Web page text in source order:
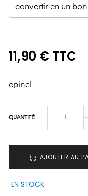
convertir en un
11,90 € TTC
opinel
QUANTITÉ
AJOUTER AU
EN STOCK